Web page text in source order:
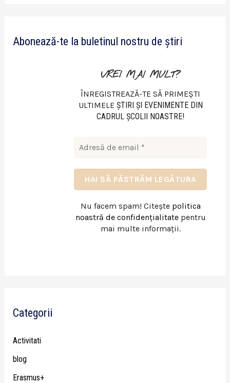
o
Abonează-te la buletinul nostru de știri
VREI MAI MULT?
ÎNREGISTREAZĂ-TE SĂ PRIMEȘTI
ULTIMELE ŞTIRI ŞI EVENIMENTE DIN
CADRUL ŞCOLII NOASTRE!
Nu facem spam! Citește politica
noastră de confidențialitatepentru
mai multe informații.
Categorii
Activitati
blog
Erasmus+